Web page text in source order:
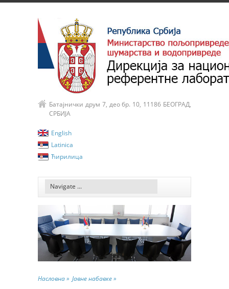
Батајнички друм 7, део бр. 10, 11186 БЕОГРАД,
СРБИЈА
English
Latinica
Ћирилица
Насловна » Јавне набавке »